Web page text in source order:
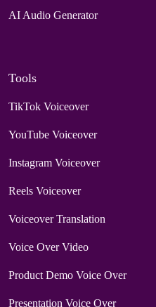
AI Audio Generator
Tools
TikTok Voiceover
YouTube Voiceover
Instagram Voiceover
Reels Voiceover
Voiceover Translation
Voice Over Video
Product Demo Voice Over
Presentation Voice Over